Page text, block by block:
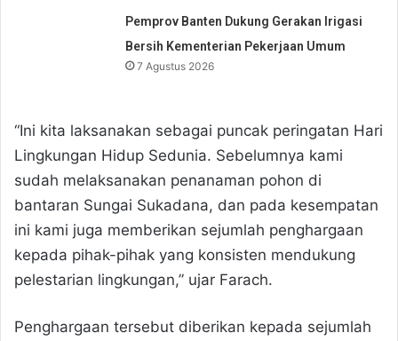
Pemprov Banten Dukung Gerakan Irigasi
Bersih Kementerian Pekerjaan Umum
7 Agustus 2026
“Ini kita laksanakan sebagai puncak peringatan Hari
Lingkungan Hidup Sedunia. Sebelumnya kami
sudah melaksanakan penanaman pohon di
bantaran Sungai Sukadana, dan pada kesempatan
ini kami juga memberikan sejumlah penghargaan
kepada pihak-pihak yang konsisten mendukung
pelestarian lingkungan,” ujar Farach.
Penghargaan tersebut diberikan kepada sejumlah